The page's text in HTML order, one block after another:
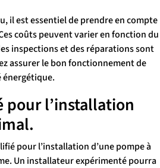
il est essentiel de prendre en compte
coûts peuvent varier en fonction du
inspections et des réparations sont
assurer le bon fonctionnement de
énergétique.
pour l’installation
pour l’installation d’une pompe à
Un installateur expérimenté pourra